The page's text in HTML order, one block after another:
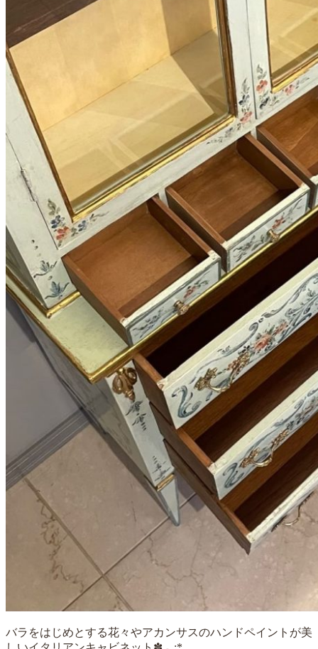
バラをはじめとする花々やアカンサスのハンドペイントが美